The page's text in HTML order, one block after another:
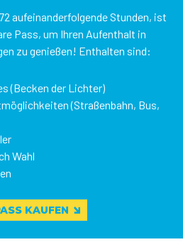
aufeinanderfolgende Stunden, ist
Pass, um Ihren Aufenthalt in
zu genießen! Enthalten sind:
(Becken der Lichter)
(Straßenbahn, Bus,
Wahl
KAUFEN